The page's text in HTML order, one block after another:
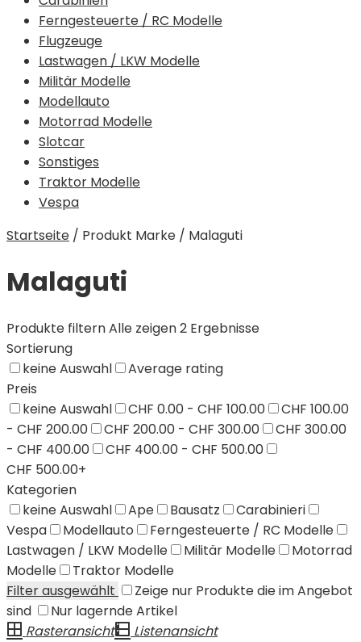
Ferngesteuerte / RC Modelle
Flugzeuge
Lastwagen / LKW Modelle
Militär Modelle
Modellauto
Motorrad Modelle
Slotcar
Sonstiges
Traktor Modelle
Vespa
Startseite / Produkt Marke / Malaguti
Malaguti
Produkte filternAlle zeigen 2 Ergebnisse
Sortierung
keine Auswahl
Average rating
Preis
keine Auswahl
CHF 0.00 - CHF 100.00
CHF 100.00
- CHF 200.00
CHF 200.00 - CHF 300.00
CHF 300.00
- CHF 400.00
CHF 400.00 - CHF 500.00
CHF 500.00+
Kategorien
keine Auswahl
Ape Bausatz
Carabinieri
Vespa
Modellauto
Ferngesteuerte / RC Modelle
Lastwagen / LKW Modelle
Militär Modelle
Motorrad
Modelle
Traktor Modelle
Filter ausgewählt
Zeige nur Produkte die im Angebot
sind
Nur lagernde Artikel
Rasteransicht
Listenansicht